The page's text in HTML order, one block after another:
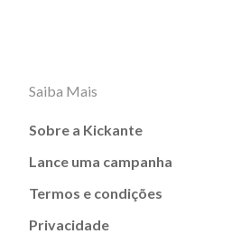
Saiba Mais
Sobre a Kickante
Lance uma campanha
Termos e condições
Privacidade